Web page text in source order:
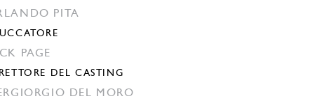
PITA
PAGE
DEL CASTING
DEL MORO